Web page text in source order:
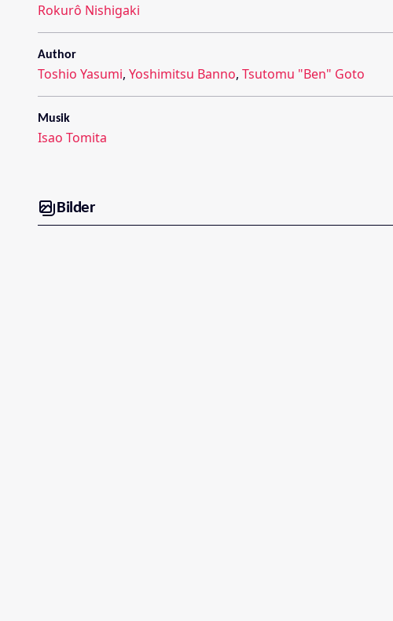
Rokurô Nishigaki
Author
Toshio Yasumi, Yoshimitsu Banno, Tsutomu "Ben" Goto
Musik
Isao Tomita
Bilder